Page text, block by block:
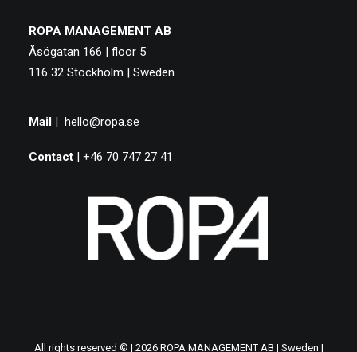
ROPA MANAGEMENT AB
Åsögatan 166 | floor 5
116 32 Stockholm | Sweden
Mail | hello@ropa.se
Contact | +46 70 747 27 41
All rights reserved © | 2026 ROPA MANAGEMENT AB | Sweden |